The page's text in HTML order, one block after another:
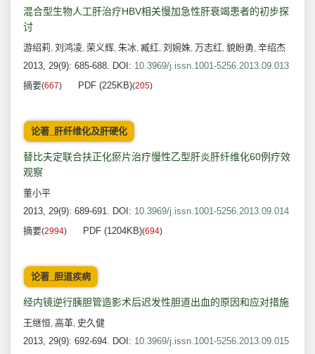
混合型生物人工肝治疗HBV相关慢加急性肝衰竭患者的初步探
讨
游绍莉, 刘鸿凌, 荣义辉, 朱冰, 臧红, 刘婉姝, 万志红, 貌盼勇, 辛绍杰
2013, 29(9): 685-688. DOI: 10.3969/j.issn.1001-5256.2013.09.013
摘要(667) PDF (225KB)(205)
论著_肝纤维化及肝硬化
替比夫定联合扶正化瘀片治疗慢性乙型肝炎肝纤维化60例疗效
观察
董小平
2013, 29(9): 689-691. DOI: 10.3969/j.issn.1001-5256.2013.09.014
摘要(2994) PDF (1204KB)(694)
论著_胆道疾病
经内镜逆行胰胆管造影术后迟发性胆道出血的原因和应对措施
王继恒, 高革, 史久健
2013, 29(9): 692-694. DOI: 10.3969/j.issn.1001-5256.2013.09.015